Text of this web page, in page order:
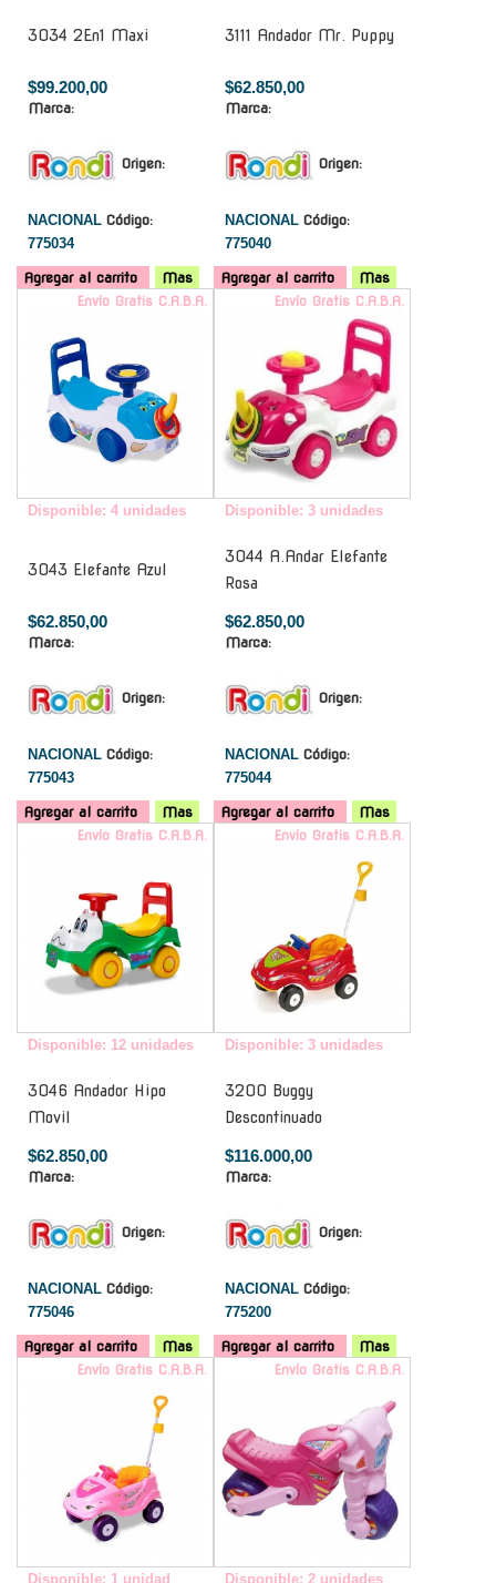
3034 2En1 Maxi
$99.200,00
Marca:
Origen:
NACIONAL Código:
775034
Agregar al carrito Mas
3111 Andador Mr. Puppy
$62.850,00
Marca:
Origen:
NACIONAL Código:
775040
Agregar al carrito
Mas
Envío Gratis C.A.B.A.
Disponible: 4 unidades
3043 Elefante Azul
$62.850,00
Marca:
Origen:
NACIONAL Código:
775043
Agregar al carrito Mas
Envío Gratis C.A.B.A.
Disponible: 3 unidades
3044 A.Andar Elefante
Rosa
$62.850,00
Marca:
Origen:
NACIONAL Código:
775044
Agregar al carrito
Mas
Envío Gratis C.A.B.A.
Disponible: 12 unidades
3046 Andador Hipo
Movil
$62.850,00
Marca:
Origen:
NACIONAL Código:
775046
Agregar al carrito Mas
Envío Gratis C.A.B.A.
Disponible: 3 unidades
3200 Buggy
Descontinuado
$116.000,00
Marca:
Origen:
NACIONAL Código:
775200
Agregar al carrito
Mas
Envío Gratis C.A.B.A.
Disponible: 1 unidad
Envío Gratis C.A.B.A.
Disponible: 2 unidades